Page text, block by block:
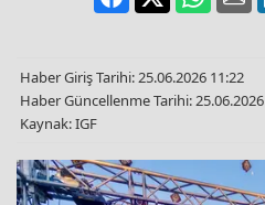
Haber Giriş Tarihi: 25.06.2026 11:22
Haber Güncellenme Tarihi:
Kaynak: IGF